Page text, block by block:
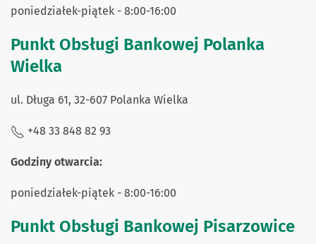
poniedziałek-piątek - 8:00-16:00
Punkt Obsługi Bankowej Polanka
Wielka
ul. Długa 61, 32-607 Polanka Wielka
+48 33 848 82 93
Godziny otwarcia:
poniedziałek-piątek - 8:00-16:00
Punkt Obsługi Bankowej Pisarzowice